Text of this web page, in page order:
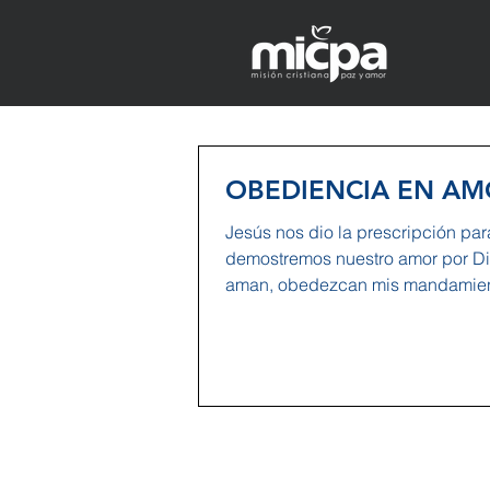
OBEDIENCIA EN
Jesús nos dio la prescripción
demostremos nuestro amor por
aman, obedezcan mis